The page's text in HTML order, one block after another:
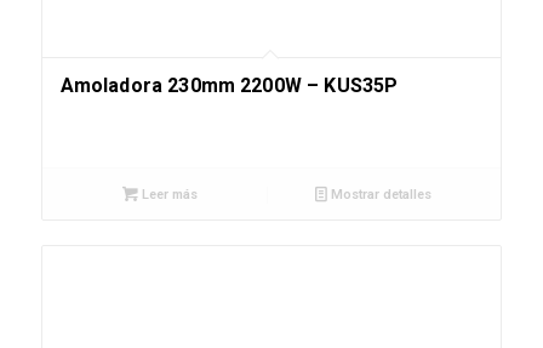
Amoladora 230mm 2200W – KUS35P
Leer más Mostrar detalles